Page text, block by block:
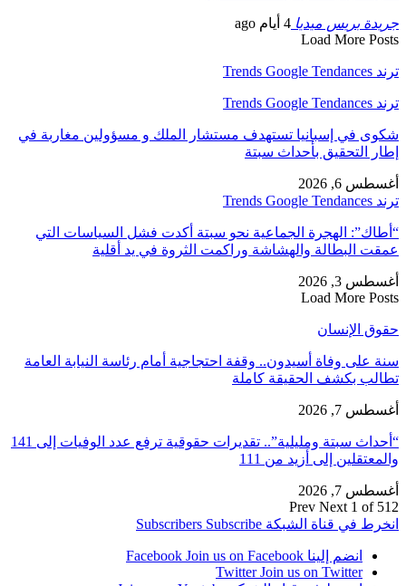
جريدة بريس ميديا 4 أيام ago
Load More Posts
ترند Trends Google Tendances
ترند Trends Google Tendances
شكوى في إسبانيا تستهدف مستشار الملك و مسؤولين مغاربة في
إطار التحقيق بأحداث سبتة
أغسطس 6, 2026
ترند Trends Google Tendances
“أطاك”: الهجرة الجماعية نحو سبتة أكدت فشل السياسات التي
عمقت البطالة والهشاشة وراكمت الثروة في يد أقلية
أغسطس 3, 2026
Load More Posts
حقوق الإنسان
سنة على وفاة أسيدون.. وقفة احتجاجية أمام رئاسة النيابة العامة
تطالب بكشف الحقيقة كاملة
أغسطس 7, 2026
“أحداث سبتة ومليلية”.. تقديرات حقوقية ترفع عدد الوفيات إلى 141
والمعتقلين إلى أزيد من 111
أغسطس 7, 2026
Prev Next 1 of 512
انخرط في قناة الشبكة
Subscribers Subscribe
انضم إلينا Facebook Join us on Facebook
Twitter Join us on Twitter